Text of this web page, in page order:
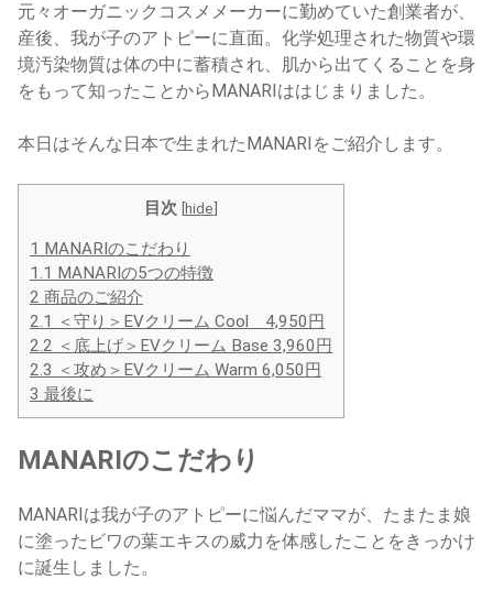
元々オーガニックコスメメーカーに勤めていた創業者が、
産後、我が子のアトピーに直面。化学処理された物質や環
境汚染物質は体の中に蓄積され、肌から出てくることを身
をもって知ったことからMANARIははじまりました。
本日はそんな日本で生まれたMANARIをご紹介します。
目次 [hide]
1
MANARIのこだわり
1.1
MANARIの5つの特徴
2 商品のご紹介
2.1
＜守り＞EVクリーム Cool 4,950円
2.2 ＜底上げ＞EVクリーム Base 3,960円
2.3 ＜攻め＞EVクリーム Warm 6,050円
3 最後に
MANARIのこだわり
MANARIは我が子のアトピーに悩んだママが、たまたま娘
に塗ったビワの葉エキスの威力を体感したことをきっかけ
に誕生しました。